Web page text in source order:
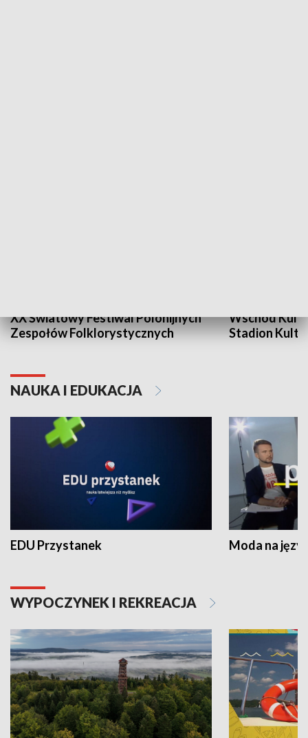
XX Światowy Festiwal Polonijnych
Zespołów Folklorystycznych
Wschód
Stadion
NAUKA I EDUKACJA
EDU Przystanek Moda na
WYPOCZYNEK I REKREACJA